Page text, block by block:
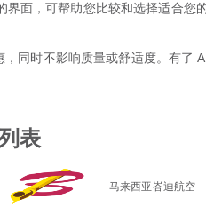
面，可帮助您比较和选择适合您
同时不影响质量或舒适度。有了
表
马来西亚峇迪航空